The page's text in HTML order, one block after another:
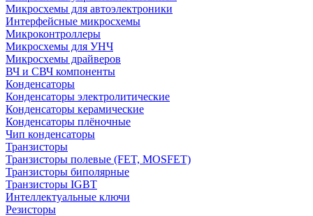
Микросхемы для автоэлектроники
Интерфейсные микросхемы
Микроконтроллеры
Микросхемы для УНЧ
Микросхемы драйверов
ВЧ и СВЧ компоненты
Конденсаторы
Конденсаторы электролитические
Конденсаторы керамические
Конденсаторы плёночные
Чип конденсаторы
Транзисторы
Транзисторы полевые (FET, MOSFET)
Транзисторы биполярные
Транзисторы IGBT
Интеллектуальные ключи
Резисторы